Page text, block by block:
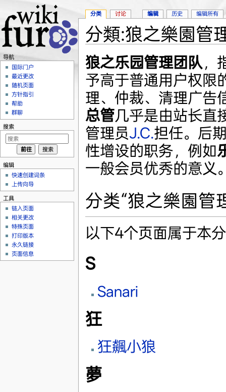
分類:狼之樂園管
狼之乐园管理团队 ，
予高于普通用户权限
理、仲裁、清理广告
总管几乎是由站长直
管理员J.C.担任。后
性增设的职务，例如
一般会员优秀的意义
分类“狼之樂園管
以下4个页面属于本
S
Sanari
狂
狂飆小狼
夢
分类 讨论 编辑 历史 编辑所有
导航
国际门户
最近更改
随机页面
方针指引
帮助
群聊
搜索
编辑
快速创建词条
上传向导
工具
链入页面
相关更改
特殊页面
打印版本
永久链接
页面信息